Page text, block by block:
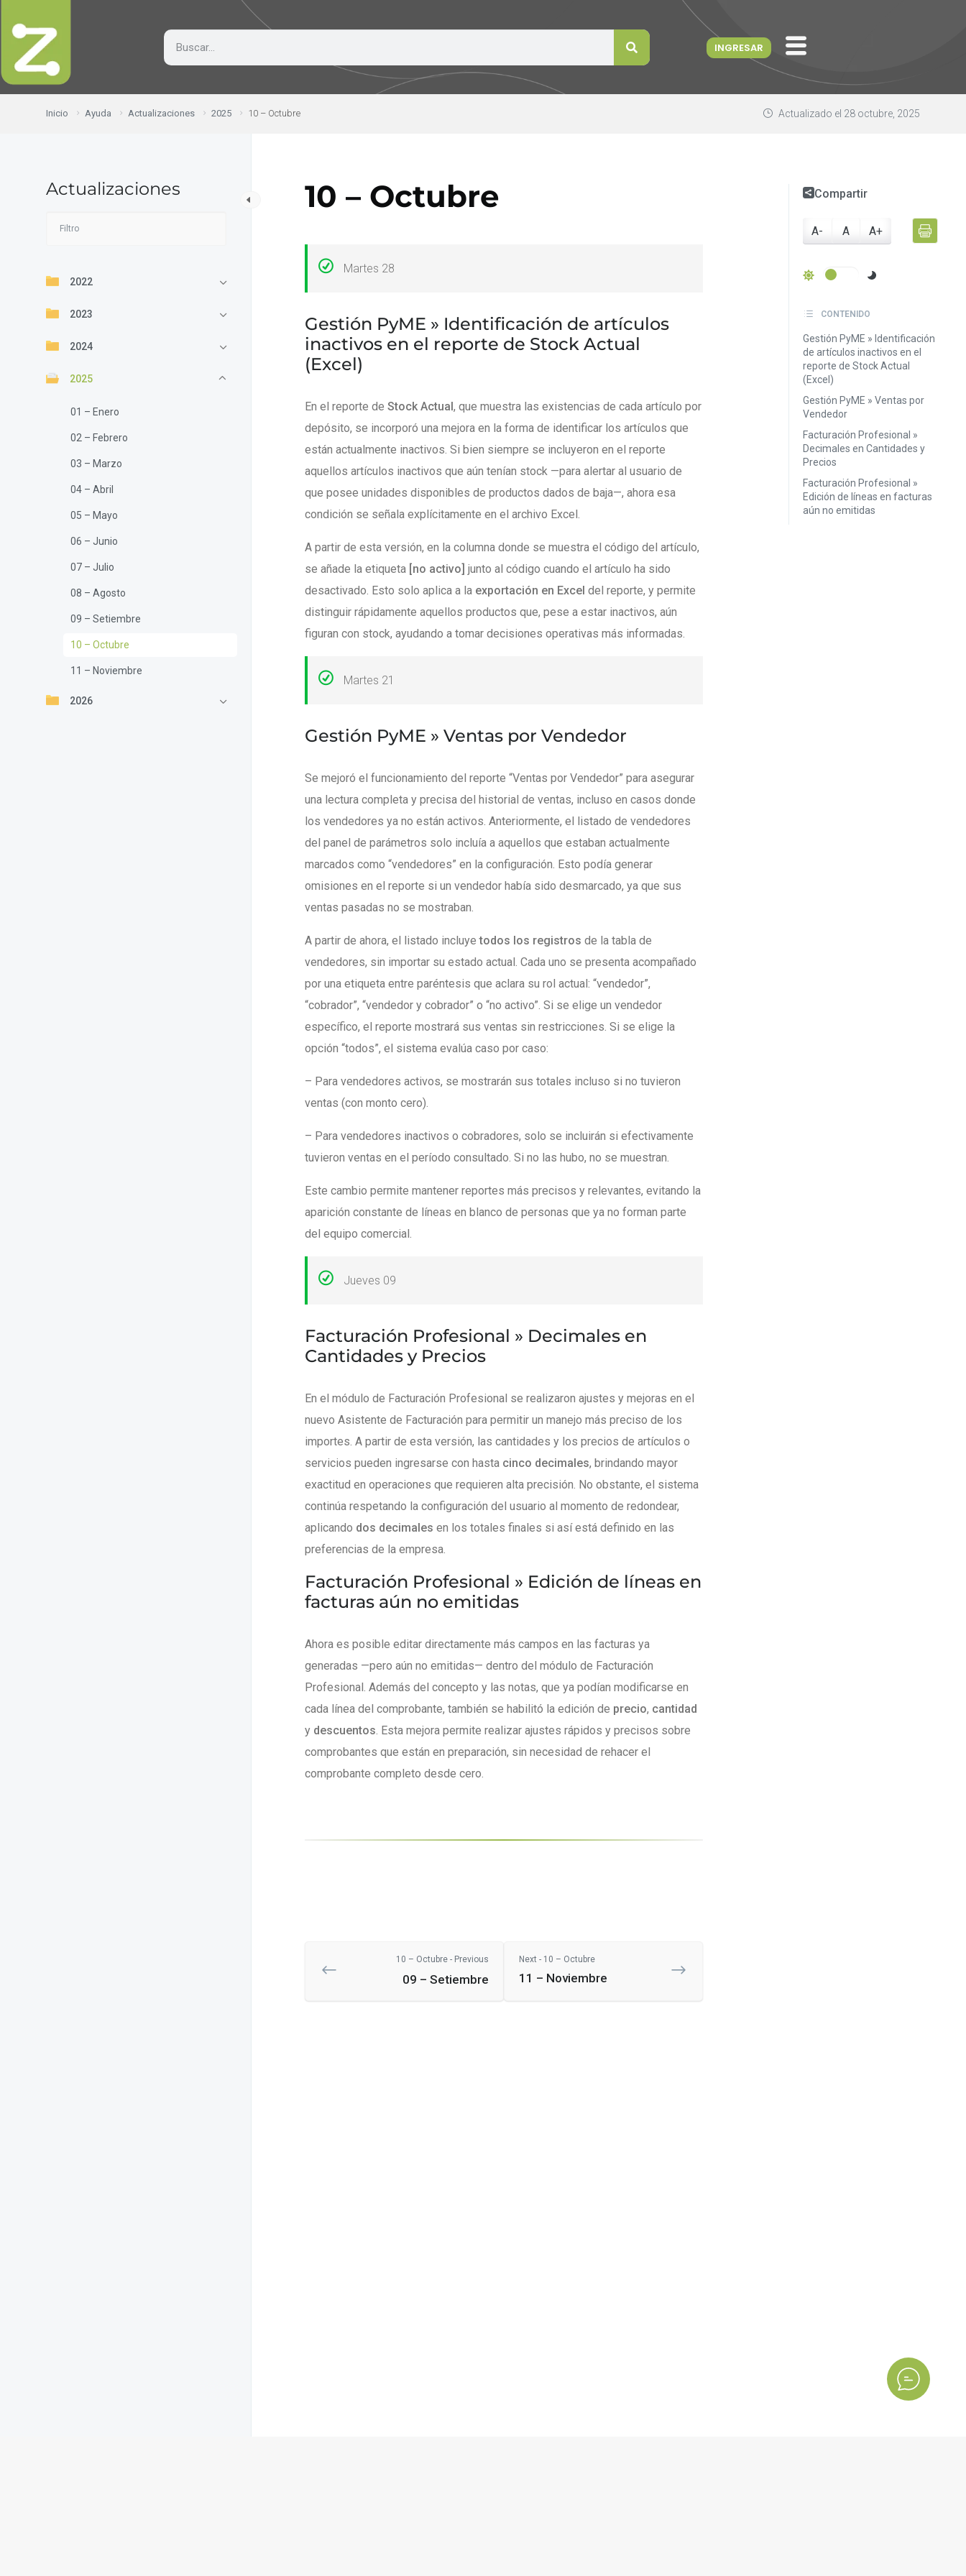
INGRESAR
Inicio Ayuda Actualizaciones 2025 10 – Octubre Actualizado el 28 octubre, 2025
Actualizaciones
2022
2023
2024
2025
01 – Enero
02 – Febrero
03 – Marzo
04 – Abril
05 – Mayo
06 – Junio
07 – Julio
08 – Agosto
09 – Setiembre
10 – Octubre
11 – Noviembre
2026
10 – Octubre
Martes 28
Gestión PyME » Identificación de artículos
inactivos en el reporte de Stock Actual
(Excel)
En el reporte de Stock Actual, que muestra las existencias de cada artículo por
depósito, se incorporó una mejora en la forma de identificar los artículos que
están actualmente inactivos. Si bien siempre se incluyeron en el reporte
aquellos artículos inactivos que aún tenían stock —para alertar al usuario de
que posee unidades disponibles de productos dados de baja—, ahora esa
condición se señala explícitamente en el archivo Excel.
A partir de esta versión, en la columna donde se muestra el código del artículo,
se añade la etiqueta [no activo] junto al código cuando el artículo ha sido
desactivado. Esto solo aplica a la exportación en Excel del reporte, y permite
distinguir rápidamente aquellos productos que, pese a estar inactivos, aún
figuran con stock, ayudando a tomar decisiones operativas más informadas.
Martes 21
Gestión PyME » Ventas por Vendedor
Se mejoró el funcionamiento del reporte “Ventas por Vendedor” para asegurar
una lectura completa y precisa del historial de ventas, incluso en casos donde
los vendedores ya no están activos. Anteriormente, el listado de vendedores
del panel de parámetros solo incluía a aquellos que estaban actualmente
marcados como “vendedores” en la configuración. Esto podía generar
omisiones en el reporte si un vendedor había sido desmarcado, ya que sus
ventas pasadas no se mostraban.
A partir de ahora, el listado incluyetodos los registros de la tabla de
vendedores, sin importar su estado actual. Cada uno se presenta acompañado
por una etiqueta entre paréntesis que aclara su rol actual: “vendedor”,
“cobrador”, “vendedor y cobrador” o “no activo”. Si se elige un vendedor
específico, el reporte mostrará sus ventas sin restricciones. Si se elige la
opción “todos”, el sistema evalúa caso por caso:
– Para vendedores activos, se mostrarán sus totales incluso si no tuvieron
ventas (con monto cero).
– Para vendedores inactivos o cobradores, solo se incluirán si efectivamente
tuvieron ventas en el período consultado. Si no las hubo, no se muestran.
Este cambio permite mantener reportes más precisos y relevantes, evitando la
aparición constante de líneas en blanco de personas que ya no forman parte
del equipo comercial.
Jueves 09
Facturación Profesional » Decimales en
Cantidades y Precios
En el módulo de Facturación Profesional se realizaron ajustes y mejoras en el
nuevo Asistente de Facturación para permitir un manejo más preciso de los
importes. A partir de esta versión, las cantidades y los precios de artículos o
servicios pueden ingresarse con hasta cinco decimales, brindando mayor
exactitud en operaciones que requieren alta precisión. No obstante, el sistema
continúa respetando la configuración del usuario al momento de redondear,
aplicando dos decimales en los totales finales si así está definido en las
preferencias de la empresa.
Facturación Profesional » Edición de líneas en
facturas aún no emitidas
Ahora es posible editar directamente más campos en las facturas ya
generadas —pero aún no emitidas— dentro del módulo de Facturación
Profesional. Además del concepto y las notas, que ya podían modificarse en
cada línea del comprobante, también se habilitó la edición de precio, cantidad
y descuentos . Esta mejora permite realizar ajustes rápidos y precisos sobre
comprobantes que están en preparación, sin necesidad de rehacer el
comprobante completo desde cero.
10 – Octubre - Previous
09 – Setiembre
Next - 10 – Octubre
11 – Noviembre
Compartir
A- A A+
CONTENIDO
Gestión PyME » Identificación
de artículos inactivos en el
reporte de Stock Actual
(Excel)
Gestión PyME » Ventas por
Vendedor
Facturación Profesional »
Decimales en Cantidades y
Precios
Facturación Profesional »
Edición de líneas en facturas
aún no emitidas